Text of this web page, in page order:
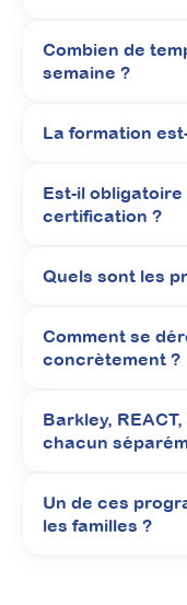
des
Les écrans
culpabilité
soit
Combien de
semaine ?
La formation
Est-il
certification ?
Quels sont les
Comment se
concrètement ?
Barkley,
chacun
Un de ces
les familles ?